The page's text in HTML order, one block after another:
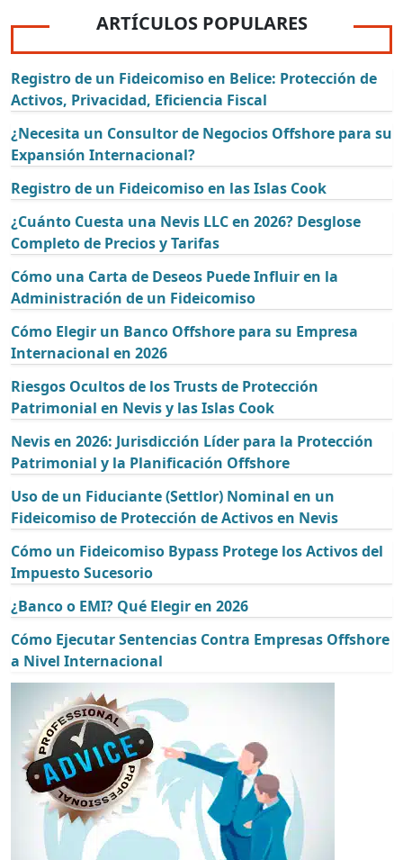
ARTÍCULOS POPULARES
Registro de un Fideicomiso en Belice: Protección de
Activos, Privacidad, Eficiencia Fiscal
¿Necesita un Consultor de Negocios Offshore para su
Expansión Internacional?
Registro de un Fideicomiso en las Islas Cook
¿Cuánto Cuesta una Nevis LLC en 2026? Desglose
Completo de Precios y Tarifas
Cómo una Carta de Deseos Puede Influir en la
Administración de un Fideicomiso
Cómo Elegir un Banco Offshore para su Empresa
Internacional en 2026
Riesgos Ocultos de los Trusts de Protección
Patrimonial en Nevis y las Islas Cook
Nevis en 2026: Jurisdicción Líder para la Protección
Patrimonial y la Planificación Offshore
Uso de un Fiduciante (Settlor) Nominal en un
Fideicomiso de Protección de Activos en Nevis
Cómo un Fideicomiso Bypass Protege los Activos del
Impuesto Sucesorio
¿Banco o EMI? Qué Elegir en 2026
Cómo Ejecutar Sentencias Contra Empresas Offshore
a Nivel Internacional